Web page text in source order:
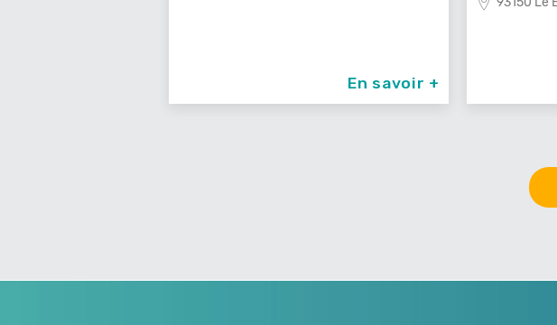
En savoir +